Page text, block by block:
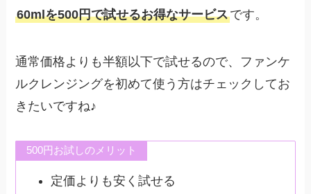
60mlを500円で試せるお得なサービスです。
通常価格よりも半額以下で試せるので、ファンケ
ルクレンジングを初めて使う方はチェックしてお
きたいですね♪
500円お試しのメリット
定価よりも安く試せる